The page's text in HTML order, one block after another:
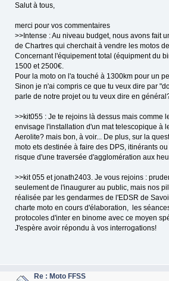
Salut à tous,
merci pour vos commentaires
>>Intense : Au niveau budget, nous avons fait
de Chartres qui cherchait à vendre les motos
Concernant l'équipement total (équipment du
1500 et 2500€.
Pour la moto on l'a touché à 1300km pour un
Sinon je n'ai compris ce que tu veux dire par
parle de notre projet ou tu veux dire en
>>kit055 : Je te rejoins là dessus mais comme
envisage l'installation d'un mat telescopique à
Aerolite? mais bon, à voir... De plus, sur la
moto ets destinée à faire des DPS, itinérants
risque d'une traversée d'agglomération aux
>>kit 055 et jonath2403. Je vous rejoins :
seulement de l'inaugurer au public, mais nos
réalisée par les gendarmes de l'EDSR de
charte moto en cours d'élaboration, les
protocoles d'inter en binome avec ce moyen
J'espère avoir répondu à vos interrogations!
Re : Moto FFSS